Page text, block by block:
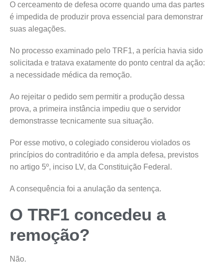
O cerceamento de defesa ocorre quando uma das partes
é impedida de produzir prova essencial para demonstrar
suas alegações.
No processo examinado pelo TRF1, a perícia havia sido
solicitada e tratava exatamente do ponto central da ação:
a necessidade médica da remoção.
Ao rejeitar o pedido sem permitir a produção dessa
prova, a primeira instância impediu que o servidor
demonstrasse tecnicamente sua situação.
Por esse motivo, o colegiado considerou violados os
princípios do contraditório e da ampla defesa, previstos
no artigo 5º, inciso LV, da Constituição Federal.
A consequência foi a anulação da sentença.
O TRF1 concedeu a
remoção?
Não.